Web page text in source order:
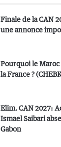
Finale de la CAN
une annonce
Pourquoi le
la France ?
Elim. CAN 2027:
Ismael Saibari
Gabon